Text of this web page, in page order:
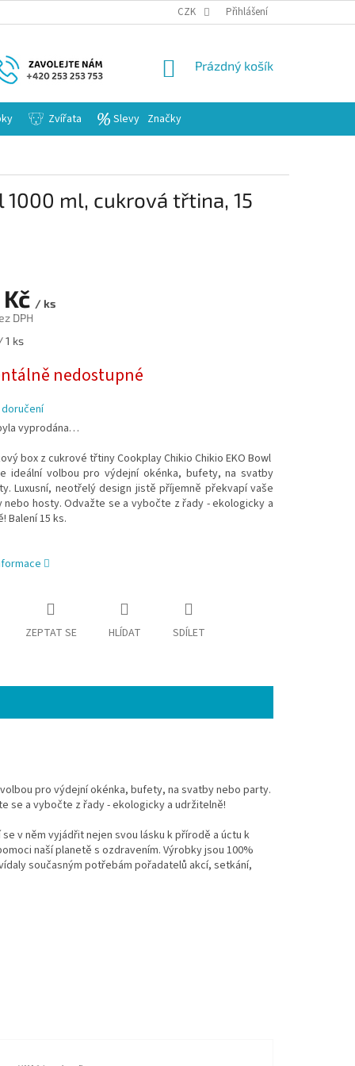
CZK Přihlášení
NÁKUPNÍ
Prázdný košík
Zvířata Slevy Značky
1000 ml, cukrová třtina, 15
/ ks
DPH
1 ks
nedostupné
vyprodána…
box z cukrové třtiny Cookplay Chikio Chikio EKO Bowl
ideální volbou pro výdejní okénka, bufety, na svatby
Luxusní, neotřelý design jistě příjemně překvapí vaše
nebo hosty. Odvažte se a vybočte z řady - ekologicky a
Balení 15 ks.
ZEPTAT SE HLÍDAT SDÍLET
pro výdejní okénka, bufety, na svatby nebo party.
se a vybočte z řady - ekologicky a udržitelně!
v něm vyjádřit nejen svou lásku k přírodě a úctu k
naší planetě s ozdravením. Výrobky jsou 100%
současným potřebám pořadatelů akcí, setkání,